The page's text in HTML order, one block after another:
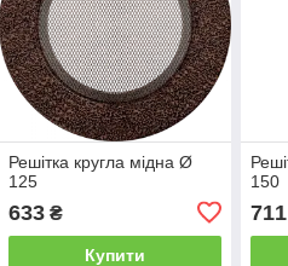
Решітка кругла мідна Ø
125
633₴
Купити
150
711